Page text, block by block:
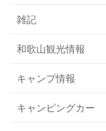
雑記
和歌山観光情報
キャンプ情報
キャンピングカー